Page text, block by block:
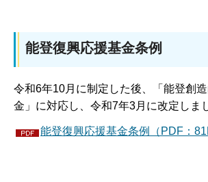
能登復興応援基金条例
令和6年10月に制定した後、「能登創
金」に対応し、令和7年3月に改定しま
能登復興応援基金条例（PDF：